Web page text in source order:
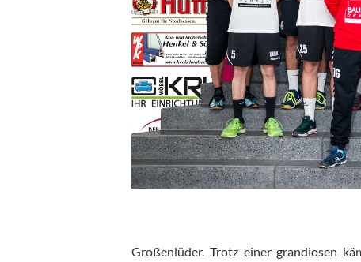
Großenlüder. Trotz einer grandiosen